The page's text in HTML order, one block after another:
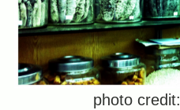
photo credit: